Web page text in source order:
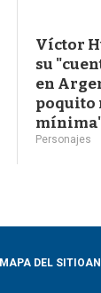
Víctor
su
en
poquito
Personajes
MAPA DEL SITIO